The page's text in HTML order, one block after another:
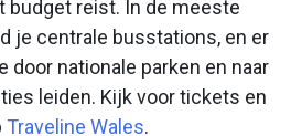
budget reist. In de meeste
je centrale busstations, en er
door nationale parken en naar
leiden. Kijk voor tickets en
Traveline Wales.